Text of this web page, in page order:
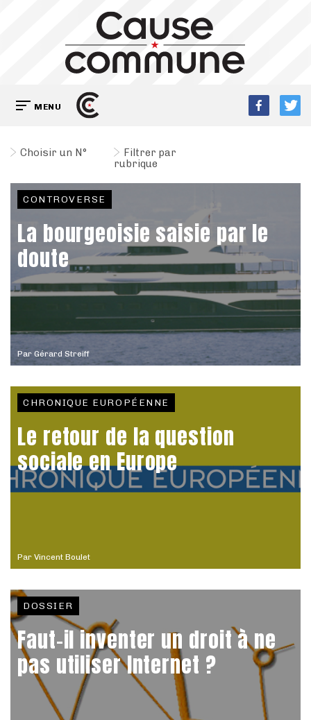
MENU
Choisir un N°
Filtrer par
rubrique
Par Gérard Streiff
CONTROVERSE
La bourgeoisie saisie par le
doute
Par Vincent Boulet
CHRONIQUE EUROPÉENNE
Le retour de la question
sociale en Europe
DOSSIER
Faut-il inventer un droit à ne
pas utiliser Internet ?